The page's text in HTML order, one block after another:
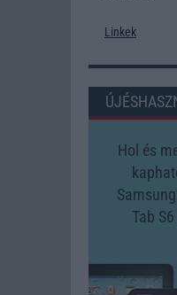
Linkek
Hol és
Tab